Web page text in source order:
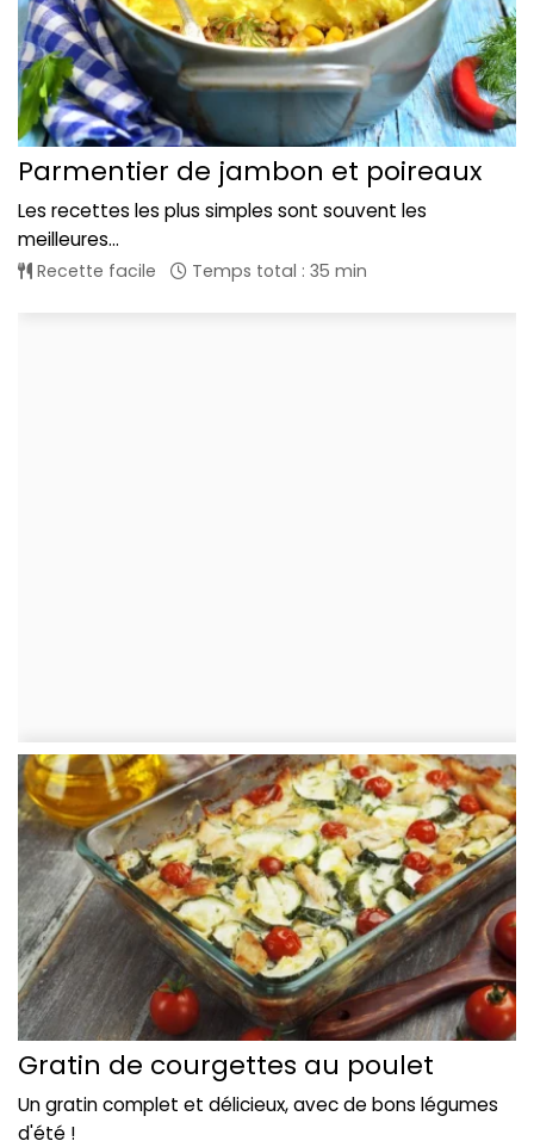
Parmentier de jambon et poireaux
Les recettes les plus simples sont souvent les
meilleures...
Recette facile Temps total : 35 min
Gratin de courgettes au poulet
Un gratin complet et délicieux, avec de bons légumes
d'été !